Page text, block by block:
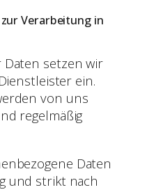
Verarbeitung in
setzen wir
ein.
von uns
regelmäßig
Daten
und strikt nach